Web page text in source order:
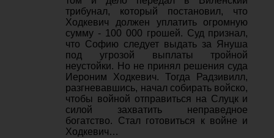
трибунал, который постановил, что
Ходкевич должен уплатить огромную
сумму - 100 000 грошей. Суд признал,
что Софию следует выдать за Януша
под угрозой выплаты тройной
неустойки. Но не принял решения суда
Иероним Ходкевич. Тогда Радзивилл,
разгневавшись, начал собирать войско,
чтобы войной отправиться на Слуцк и
силой захватить неправедное
богатство. Стал готовиться к войне и
Ходкевич…